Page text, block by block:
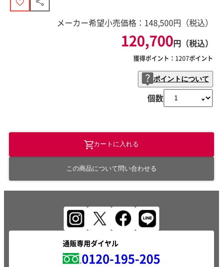
メーカー希望小売価格： 148,500円（税込）
120,700円（税込）
獲得ポイント： 1207ポイント
ポイントについて
個数
この商品について問い合わせる
カートに入れる
通販専用ダイヤル
0120-195-205